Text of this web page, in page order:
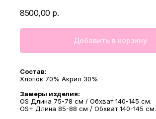
8500,00 р.
Добавить в корзину
Состав:
Хлопок 70% Акрил 30%
Замеры изделия:
OS Длина 75-78 см / Обхват 140-145 см.
OS+ Длина 85-88 см / Обхват 140-145 см.